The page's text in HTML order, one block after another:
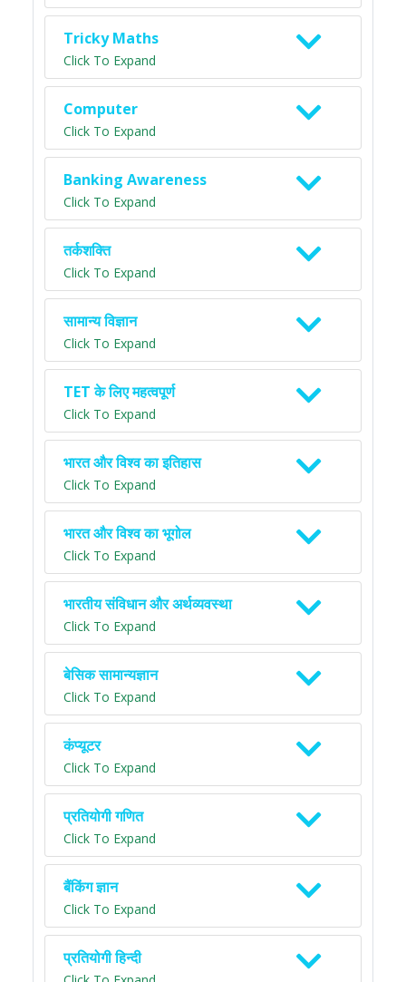
Tricky Maths
Click To Expand
Computer
Click To Expand
Banking Awareness
Click To Expand
तर्कशक्ति
Click To Expand
सामान्य विज्ञान
Click To Expand
TET के लिए महत्वपूर्ण
Click To Expand
भारत और विश्व का इतिहास
Click To Expand
भारत और विश्व का भूगोल
Click To Expand
भारतीय संविधान और अर्थव्यवस्था
Click To Expand
बेसिक सामान्यज्ञान
Click To Expand
कंप्यूटर
Click To Expand
प्रतियोगी गणित
Click To Expand
बैंकिंग ज्ञान
Click To Expand
प्रतियोगी हिन्दी